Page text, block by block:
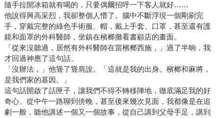
隨手拉開冰箱就有喝的，只要偶爾招呼一下客人就好……
他說得興高采烈，我卻整個人懵了。腦中不斷浮現一個剛刷完
手，穿戴完整的綠色手術服、帽，戴上手套、口罩，甚至還有護
鏡和面罩的外科醫師，坐鎮在檳榔攤看書顧店的畫面。
「從來沒聽過，居然有外科醫師在當檳榔西施，」過了半晌，我
才回過神應了這句話。
「沒辦法，」他聳了聳肩說。「這就是我的出身。檳榔和麻將，
是我們家的基因。」
這句話開啟了話匣子，讓我們不得不轉移陣地，徹底滿足我的好
奇心。從中午一路聊到傍晚，甚至後來幾次見面，我都像是在追
劇一般，聽他講述一個又一個故事，從自己講到父母手足，講到